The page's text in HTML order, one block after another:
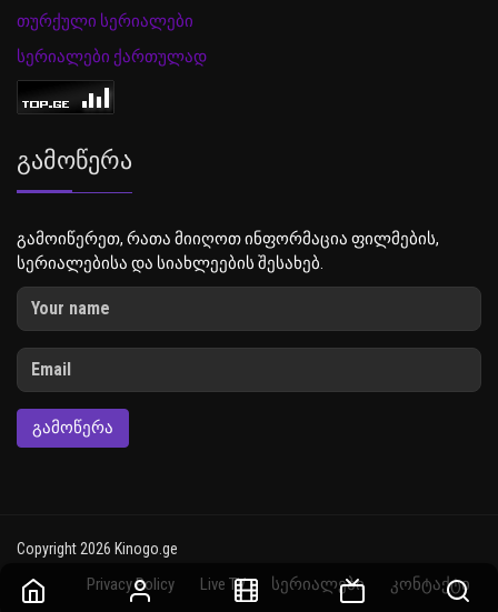
თურქული სერიალები
სერიალები ქართულად
Გამოწერა
გამოიწერეთ, რათა მიიღოთ ინფორმაცია ფილმების,
სერიალებისა და სიახლეების შესახებ.
ᲒᲐᲛᲝᲬᲔᲠᲐ
Copyright 2026 Kinogo.ge
Privacy Policy Live TV სერიალები კონტაქტი